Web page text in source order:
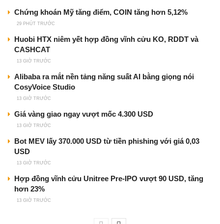
Chứng khoán Mỹ tăng điểm, COIN tăng hơn 5,12%
29 PHÚT TRƯỚC
Huobi HTX niêm yết hợp đồng vĩnh cửu KO, RDDT và
CASHCAT
13 GIỜ TRƯỚC
Alibaba ra mắt nền tảng năng suất AI bằng giọng nói
CosyVoice Studio
13 GIỜ TRƯỚC
Giá vàng giao ngay vượt mốc 4.300 USD
13 GIỜ TRƯỚC
Bot MEV lấy 370.000 USD từ tiền phishing với giá 0,03
USD
13 GIỜ TRƯỚC
Hợp đồng vĩnh cửu Unitree Pre-IPO vượt 90 USD, tăng
hơn 23%
13 GIỜ TRƯỚC